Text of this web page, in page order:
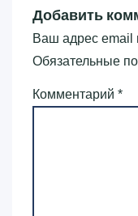
Добавить
Ваш адрес email
Обязательные
Комментарий *